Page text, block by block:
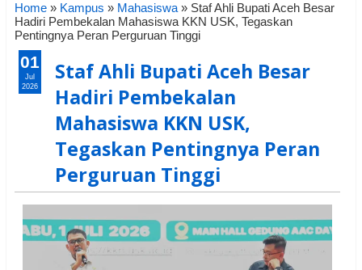
Home » Kampus » Mahasiswa » Staf Ahli Bupati Aceh Besar
Hadiri Pembekalan Mahasiswa KKN USK, Tegaskan
Pentingnya Peran Perguruan Tinggi
Staf Ahli Bupati Aceh Besar
Hadiri Pembekalan
Mahasiswa KKN USK,
Tegaskan Pentingnya Peran
Perguruan Tinggi
01
Jul
2026